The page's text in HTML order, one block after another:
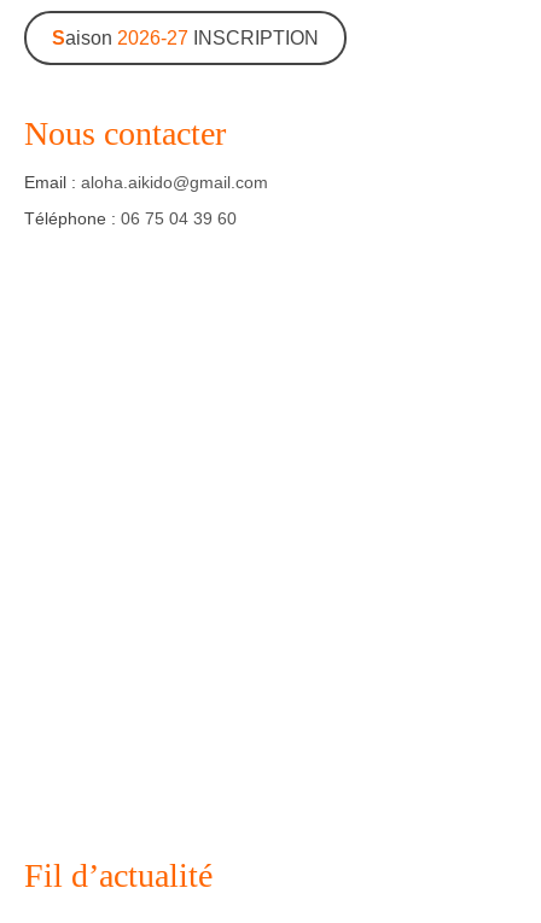
Saison 2026-27INSCRIPTION
Nous contacter
Email : aloha.aikido@gmail.com
Téléphone : 06 75 04 39 60
Fil d’actualité